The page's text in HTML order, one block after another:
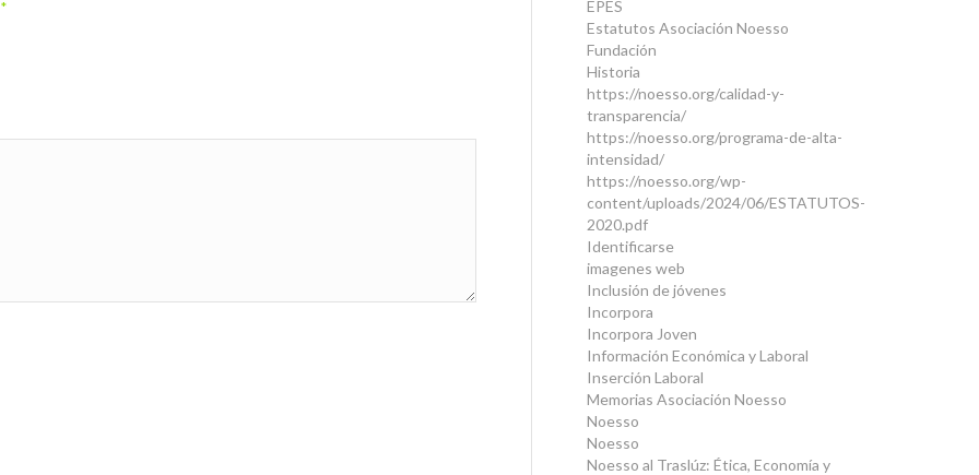
*
EPES
Estatutos Asociación Noesso
Fundación
Historia
https://noesso.org/calidad-y-
transparencia/
https://noesso.org/programa-de-alta-
intensidad/
https://noesso.org/wp-
content/uploads/2024/06/ESTATUTOS-
2020.pdf
Identificarse
imagenes web
Inclusión de jóvenes
Incorpora
Incorpora Joven
Información Económica y Laboral
Inserción Laboral
Memorias Asociación Noesso
Noesso
Noesso
Noesso al Traslúz: Ética, Economía y